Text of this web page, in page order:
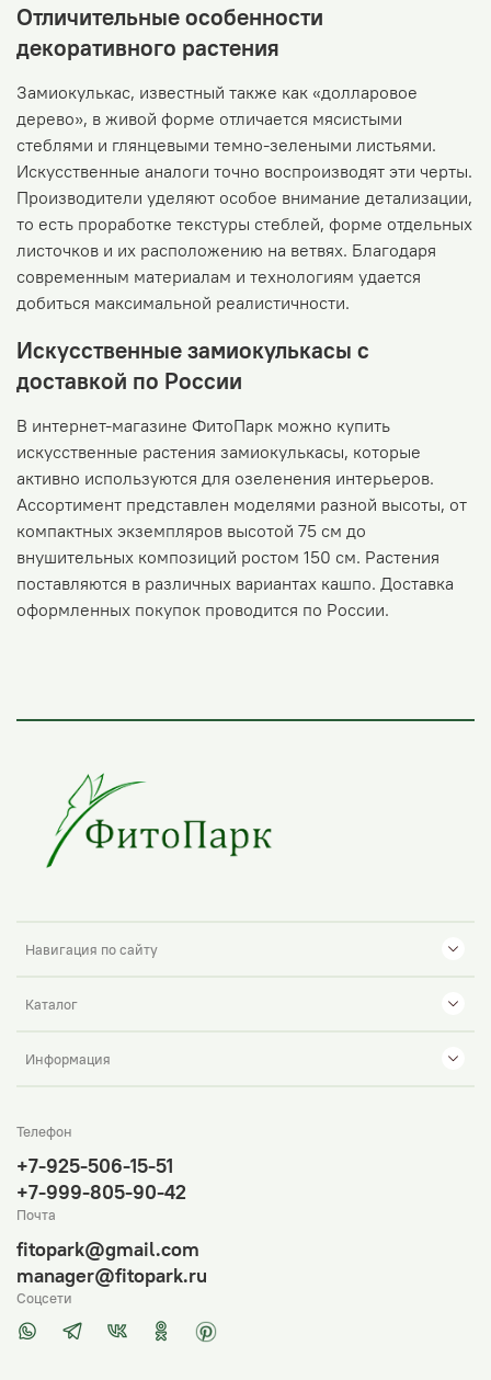
Отличительные особенности
декоративного растения
Замиокулькас, известный также как «долларовое
дерево», в живой форме отличается мясистыми
стеблями и глянцевыми темно‑зелеными листьями.
Искусственные аналоги точно воспроизводят эти черты.
Производители уделяют особое внимание детализации,
то есть проработке текстуры стеблей, форме отдельных
листочков и их расположению на ветвях. Благодаря
современным материалам и технологиям удается
добиться максимальной реалистичности.
Искусственные замиокулькасы с
доставкой по России
В интернет-магазине ФитоПарк можно купить
искусственные растения замиокулькасы, которые
активно используются для озеленения интерьеров.
Ассортимент представлен моделями разной высоты, от
компактных экземпляров высотой 75 см до
внушительных композиций ростом 150 см. Растения
поставляются в различных вариантах кашпо. Доставка
оформленных покупок проводится по России.
Навигация по сайту
Каталог
Информация
Телефон
+7-925-506-15-51
+7-999-805-90-42
Почта
fitopark@gmail.com
manager@fitopark.ru
Соцсети